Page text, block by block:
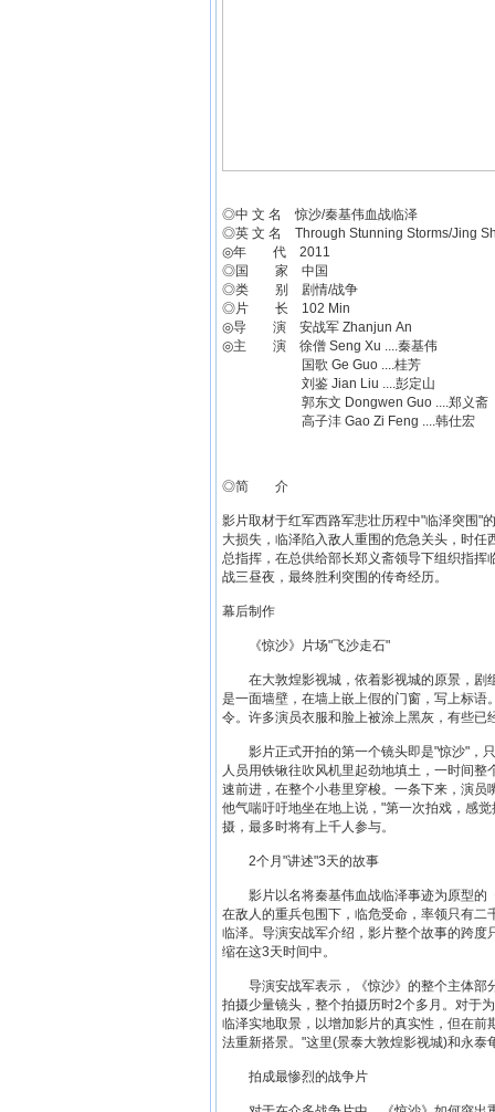
◎中 文 名 惊沙/秦基伟血战临泽
◎英 文 名 Through Stunning Storms/Jing
◎年 代 2011
◎国 家 中国
◎类 别 剧情/战争
◎片 长 102 Min
◎导 演 安战军 Zhanjun An
◎主 演 徐僧 Seng Xu ....秦基伟
国歌 Ge Guo ....桂芳
刘鉴 Jian Liu ....彭定山
郭东文 Dongwen Guo ....郑义斋
高子沣 Gao Zi Feng ....韩仕宏
◎简 介
影片取材于红军西路军悲壮历程中"临泽突围"
大损失，临泽陷入敌人重围的危急关头，时
总指挥，在总供给部长郑义斋领导下组织指
战三昼夜，最终胜利突围的传奇经历。
幕后制作
《惊沙》片场"飞沙走石"
在大敦煌影视城，依着影视城的原景，剧
是一面墙壁，在墙上嵌上假的门窗，写上标
令。许多演员衣服和脸上被涂上黑灰，有些已
影片正式开拍的第一个镜头即是"惊沙"，只
人员用铁锹往吹风机里起劲地填土，一时间
速前进，在整个小巷里穿梭。一条下来，演
他气喘吁吁地坐在地上说，"第一次拍戏，感
摄，最多时将有上千人参与。
2个月"讲述"3天的故事
影片以名将秦基伟血战临泽事迹为原型的
在敌人的重兵包围下，临危受命，率领只有
临泽。导演安战军介绍，影片整个故事的跨
缩在这3天时间中。
导演安战军表示，《惊沙》的整个主体部
拍摄少量镜头，整个拍摄历时2个多月。对于
临泽实地取景，以增加影片的真实性，但在
法重新搭景。"这里(景泰大敦煌影视城)和永泰
拍成最惨烈的战争片